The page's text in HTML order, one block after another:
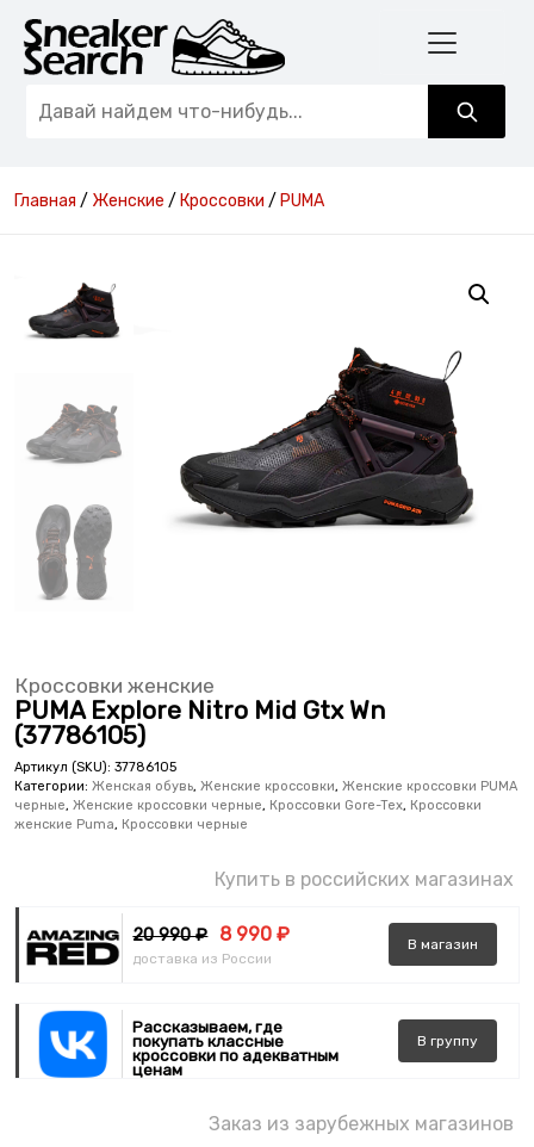
Главная / Женские / Кроссовки / PUMA
Кроссовки женские
PUMA Explore Nitro Mid Gtx Wn
(37786105)
Артикул (SKU): 37786105
Категории: Женская обувь, Женские кроссовки, Женские кроссовки PUMA
черные, Женские кроссовки черные, Кроссовки Gore-Tex, Кроссовки
женские Puma, Кроссовки черные
Купить в российских магазинах
20 990 ₽ 8 990 ₽
доставка из России
В магазин
Рассказываем, где
покупать классные
кроссовки по адекватным
ценам
В группу
Заказ из зарубежных магазинов